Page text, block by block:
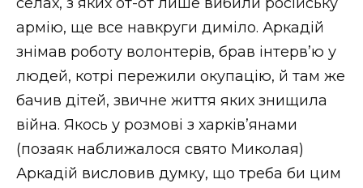
армію, ще все навкруги диміло. Аркадій
знімав роботу волонтерів, брав інтерв’ю у
людей, котрі пережили окупацію, й там же
бачив дітей, звичне життя яких знищила
війна. Якось у розмові з харків’янами
(позаяк наближалося свято Миколая)
Аркадій висловив думку, що треба би цим